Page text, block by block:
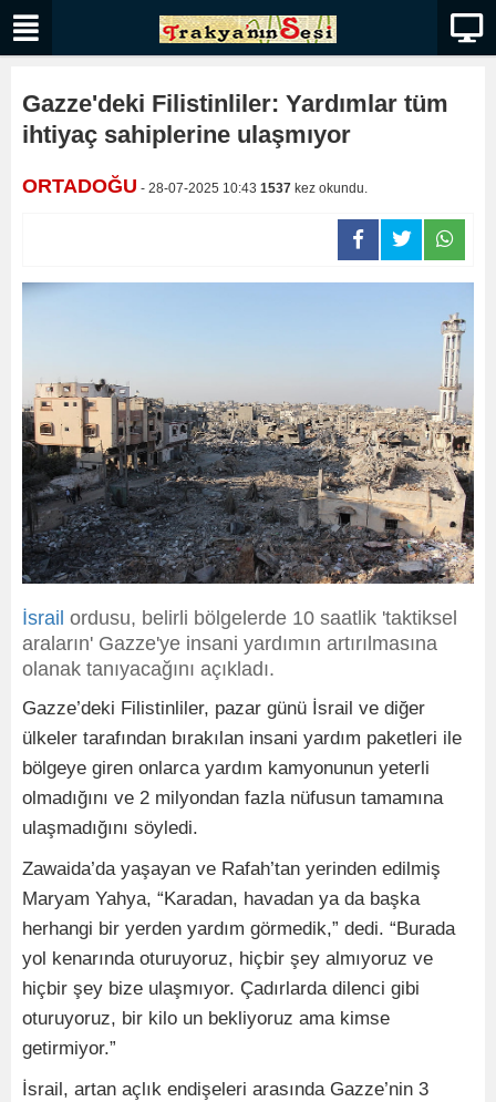
Gazze'deki Filistinliler: Yardımlar tüm
ihtiyaç sahiplerine ulaşmıyor
ORTADOĞU - 28-07-2025 10:43 1537 kez okundu.
İsrail ordusu, belirli bölgelerde 10 saatlik 'taktiksel
araların' Gazze'ye insani yardımın artırılmasına
olanak tanıyacağını açıkladı.
Gazze’deki Filistinliler, pazar günü İsrail ve diğer
ülkeler tarafından bırakılan insani yardım paketleri ile
bölgeye giren onlarca yardım kamyonunun yeterli
olmadığını ve 2 milyondan fazla nüfusun tamamına
ulaşmadığını söyledi.
Zawaida’da yaşayan ve Rafah’tan yerinden edilmiş
Maryam Yahya, “Karadan, havadan ya da başka
herhangi bir yerden yardım görmedik,” dedi. “Burada
yol kenarında oturuyoruz, hiçbir şey almıyoruz ve
hiçbir şey bize ulaşmıyor. Çadırlarda dilenci gibi
oturuyoruz, bir kilo un bekliyoruz ama kimse
getirmiyor.”
İsrail, artan açlık endişeleri arasında Gazze’nin 3